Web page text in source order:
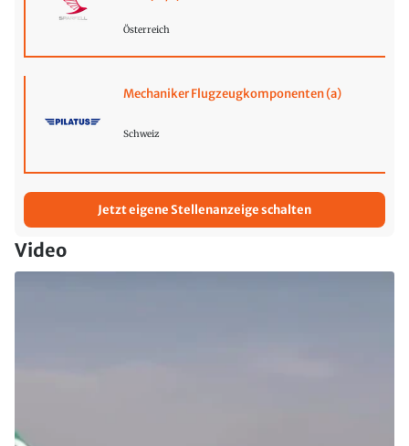
Österreich
Mechaniker Flugzeugkomponenten (a)
Schweiz
Jetzt eigene Stellenanzeige schalten
Video